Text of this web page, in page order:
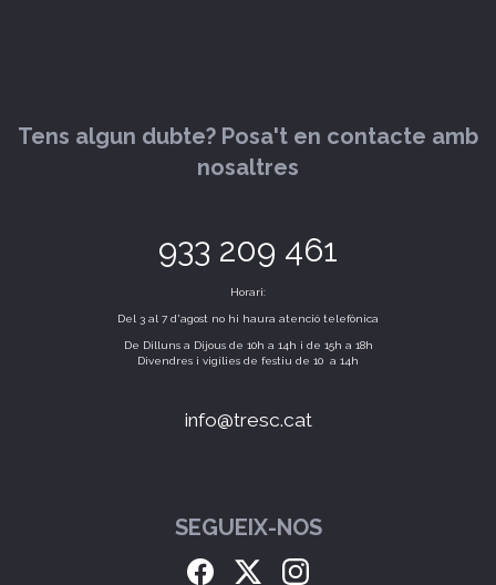
Tens algun dubte? Posa't en contacte amb
nosaltres
933 209 461
Horari:
Del 3 al 7 d'agost no hi haura atenció telefònica
De Dilluns a Dijous de 10h a 14h i de 15h a 18h
Divendres i vigílies de festiu de 10 a 14h
info@tresc.cat
SEGUEIX-NOS